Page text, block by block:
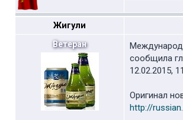
Жигули
Ветеран
сообщила
12.02.2015,
Оригинал
http://